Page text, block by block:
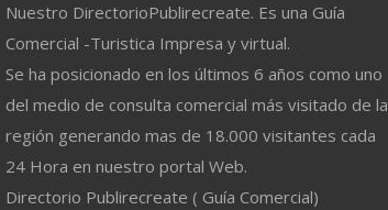
Nuestro DirectorioPublirecreate. Es una Guía
Comercial -Turistica Impresa y virtual.
Se ha posicionado en los últimos 6 años como uno
del medio de consulta comercial más visitado de la
región generando mas de 18.000 visitantes cada
24 Hora en nuestro portal Web.
Directorio Publirecreate ( Guía Comercial)